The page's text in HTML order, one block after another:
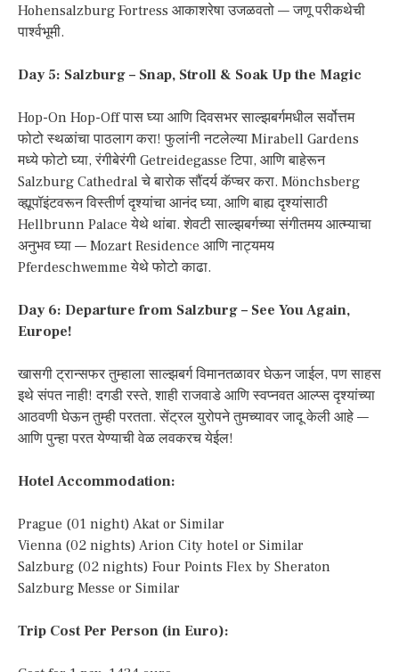
Hohensalzburg Fortress आकाशरेषा उजळवतो — जणू परीकथेची
पार्श्वभूमी.
Day 5: Salzburg – Snap, Stroll & Soak Up the Magic
Hop-On Hop-Off पास घ्या आणि दिवसभर साल्झबर्गमधील सर्वोत्तम
फोटो स्थळांचा पाठलाग करा! फुलांनी नटलेल्या Mirabell Gardens
मध्ये फोटो घ्या, रंगीबेरंगी Getreidegasse टिपा, आणि बाहेरून
Salzburg Cathedral चे बारोक सौंदर्य कॅप्चर करा. Mönchsberg
व्ह्यूपॉइंटवरून विस्तीर्ण दृश्यांचा आनंद घ्या, आणि बाह्य दृश्यांसाठी
Hellbrunn Palace येथे थांबा. शेवटी साल्झबर्गच्या संगीतमय आत्म्याचा
अनुभव घ्या — Mozart Residence आणि नाट्यमय
Pferdeschwemme येथे फोटो काढा.
Day 6: Departure from Salzburg – See You Again,
Europe!
खासगी ट्रान्सफर तुम्हाला साल्झबर्ग विमानतळावर घेऊन जाईल, पण साहस
इथे संपत नाही! दगडी रस्ते, शाही राजवाडे आणि स्वप्नवत आल्प्स दृश्यांच्या
आठवणी घेऊन तुम्ही परतता. सेंट्रल युरोपने तुमच्यावर जादू केली आहे —
आणि पुन्हा परत येण्याची वेळ लवकरच येईल!
Hotel Accommodation:
Prague (01 night) Akat or Similar
Vienna (02 nights) Arion City hotel or Similar
Salzburg (02 nights) Four Points Flex by Sheraton
Salzburg Messe or Similar
Trip Cost Per Person (in Euro):